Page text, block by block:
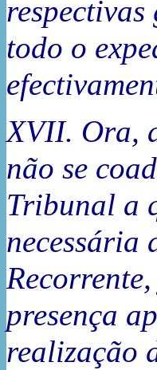
todo o
XVII. Ora,
não se
Tribunal a
necessária
presença
realização